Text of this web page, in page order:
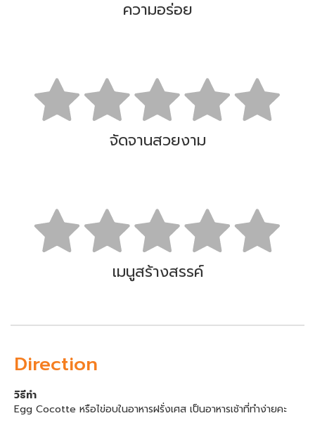
ความอร่อย
จัดจานสวยงาม
เมนูสร้างสรรค์
Direction
วิธีทำ
Egg Cocotte หรือไข่อบในอาหารฝรั่งเศส เป็นอาหารเช้าที่ทำง่ายคะ